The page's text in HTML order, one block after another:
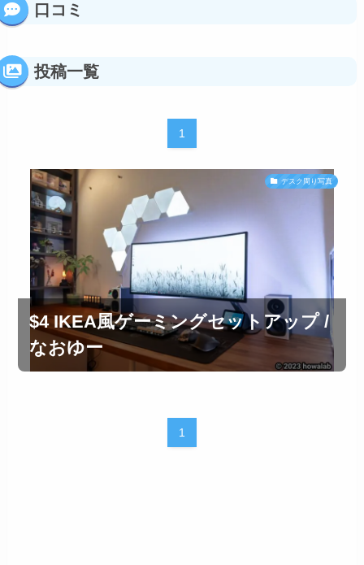
口コミ
投稿一覧
1
デスク周り写真
$4 IKEA風ゲーミングセットアップ /
なおゆー
1